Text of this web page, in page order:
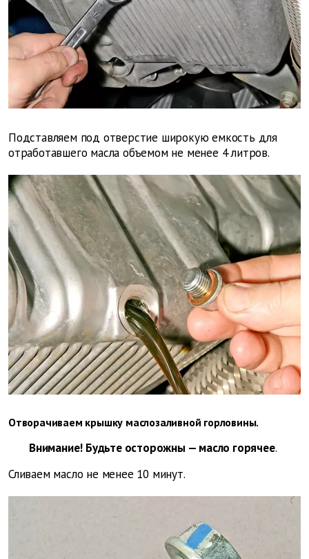
Подставляем под отверстие широкую емкость для
отработавшего масла объемом не менее 4 литров.
Отворачиваем крышку маслозаливной горловины.
Внимание! Будьте осторожны — масло горячее.
Сливаем масло не менее 10 минут.